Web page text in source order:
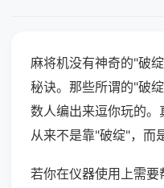
麻将机没有神奇的"破
秘诀。那些所谓的"破
数人编出来逗你玩的
从来不是靠"破绽"，而
若你在仪器使用上需